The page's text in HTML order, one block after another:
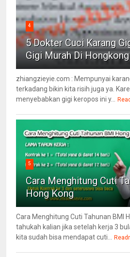
4
5 Dokter Cuci Karang
Gigi Murah Di Hongkong
zhiangzieyie.com : Mempunyai
terkadang bikin kita risih juga ya.
menyebabkan gigi keropos ini y...
5
Cara Menghitung Cuti
Hong Kong
Cara Menghitung Cuti Tahunan BMI
tahukah kalian jika setelah kerja 3
kita sudah bisa mendapat cuti...